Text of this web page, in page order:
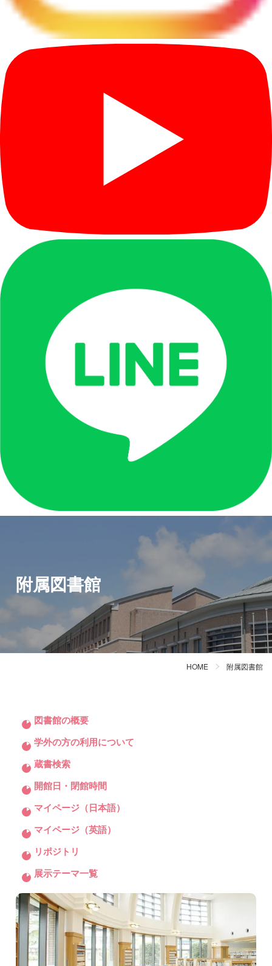
附属図書館
HOME 附属図書館
図書館の概要
学外の方の利用について
蔵書検索
開館日・閉館時間
マイページ（日本語）
マイページ（英語）
リポジトリ
展示テーマ一覧